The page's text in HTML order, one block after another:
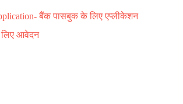
बैंक पासबुक के लिए एप्लीकेशन
लिए आवेदन